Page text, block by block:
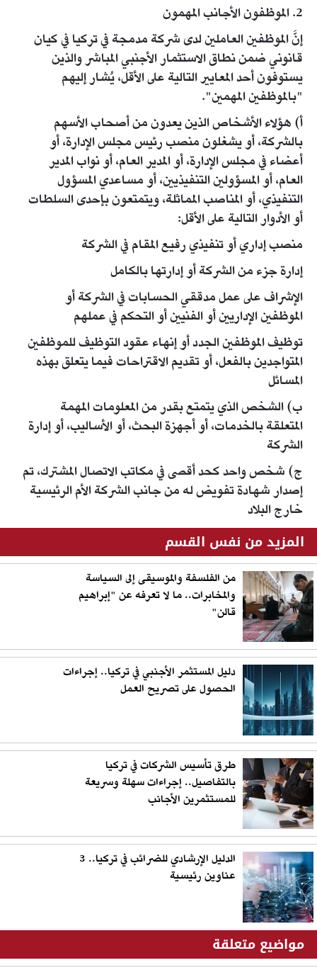
2. الموظفون الأجانب المهمون
إنَّ الموظفين العاملين لدى شركة مدمجة في تركيا في كيان
قانوني ضمن نطاق الاستثمار الأجنبي المباشر والذين
يستوفون أحد المعايير التالية على الأقل، يُشار إليهم
"بالموظفين المهمين".
أ) هؤلاء الأشخاص الذين يعدون من أصحاب الأسهم
بالشركة، أو يشغلون منصب رئيس مجلس الإدارة، أو
أعضاء في مجلس الإدارة، أو المدير العام، أو نواب المدير
العام، أو المسؤولين التنفيذيين، أو مساعدي المسؤول
التنفيذي، أو المناصب المماثلة، ويتمتعون بإحدى السلطات
أو الأدوار التالية على الأقل:
منصب إداري أو تنفيذي رفيع المقام في الشركة
إدارة جزء من الشركة أو إدارتها بالكامل
الإشراف على عمل مدققي الحسابات في الشركة أو
الموظفين الإداريين أو الفنيين أو التحكم في عملهم
توظيف الموظفين الجدد أو إنهاء عقود التوظيف للموظفين
المتواجدين بالفعل، أو تقديم الاقتراحات فيما يتعلق بهذه
المسائل
ب) الشخص الذي يتمتع بقدر من المعلومات المهمة
المتعلقة بالخدمات، أو أجهزة البحث، أو الأساليب، أو إدارة
الشركة
ج) شخص واحد كحد أقصى في مكاتب الاتصال المشترك، تم
إصدار شهادة تفويض له من جانب الشركة الأم الرئيسية
خارج البلاد​
المزيد من نفس القسم
من الفلسفة والموسيقى إلى السياسة
والمخابرات.. ما لا تعرفه عن "إبراهيم
قالن"
دليل المستثمر الأجنبي في تركيا.. إجراءات
الحصول على تصريح العمل
طرق تأسيس الشركات في تركيا
بالتفاصيل.. إجراءات سهلة وسريعة
للمستثمرين الأجانب
الدليل الإرشادي للضرائب في تركيا.. 3
عناوين رئيسية
مواضيع متعلقة